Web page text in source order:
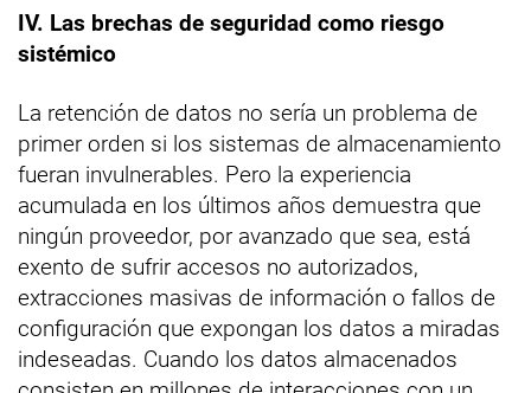
IV. Las brechas de seguridad como riesgo
sistémico
La retención de datos no sería un problema de
primer orden si los sistemas de almacenamiento
fueran invulnerables. Pero la experiencia
acumulada en los últimos años demuestra que
ningún proveedor, por avanzado que sea, está
exento de sufrir accesos no autorizados,
extracciones masivas de información o fallos de
configuración que expongan los datos a miradas
indeseadas. Cuando los datos almacenados